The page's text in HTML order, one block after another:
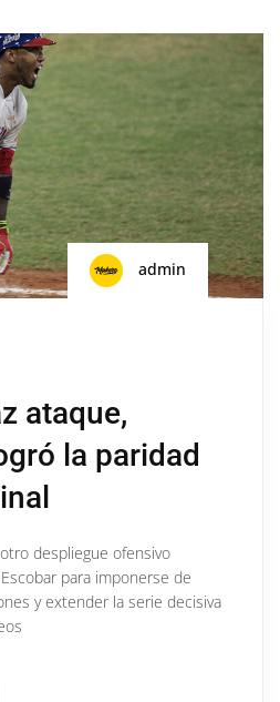
admin
ataque,
la paridad
despliegue ofensivo
para imponerse de
y extender la serie decisiva